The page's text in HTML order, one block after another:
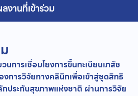
งานที่เข้าร่วม
นการเชื่อมโยงการขึ้นทะเบียนเภสัช
การวิจัยทางคลินิกเพื่อเข้าสู่ชุดสิทธิ
กประกันสุขภาพแห่งชาติ ผ่านการวิจัย